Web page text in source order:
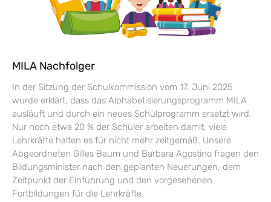
MILA Nachfolger
In der Sitzung der Schulkommission vom 17. Juni 2025
wurde erklärt, dass das Alphabetisierungsprogramm MILA
ausläuft und durch ein neues Schulprogramm ersetzt wird.
Nur noch etwa 20 % der Schüler arbeiten damit, viele
Lehrkräfte halten es für nicht mehr zeitgemäß. Unsere
Abgeordneten Gilles Baum und Barbara Agostino fragen den
Bildungsminister nach den geplanten Neuerungen, dem
Zeitpunkt der Einführung und den vorgesehenen
Fortbildungen für die Lehrkräfte.